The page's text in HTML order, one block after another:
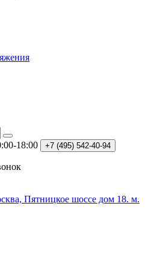
18:00 +7 (495) 542-40-94
Пятницкое шоссе дом 18. м.